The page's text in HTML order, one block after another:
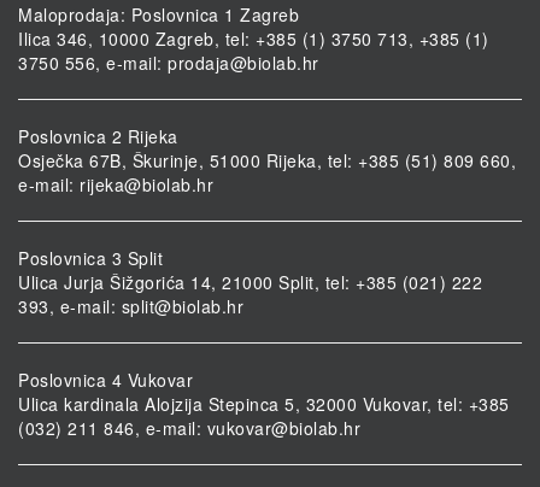
Maloprodaja: Poslovnica 1 Zagreb
Ilica 346, 10000 Zagreb, tel: +385 (1) 3750 713, +385 (1)
3750 556, e-mail: prodaja@biolab.hr
Poslovnica 2 Rijeka
Osječka 67B, Škurinje, 51000 Rijeka, tel: +385 (51) 809 660,
e-mail: rijeka@biolab.hr
Poslovnica 3 Split
Ulica Jurja Šižgorića 14, 21000 Split, tel: +385 (021) 222
393, e-mail: split@biolab.hr
Poslovnica 4 Vukovar
Ulica kardinala Alojzija Stepinca 5, 32000 Vukovar, tel: +385
(032) 211 846, e-mail: vukovar@biolab.hr